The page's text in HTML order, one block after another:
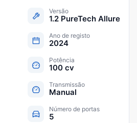
Versão
1.2 PureTech Allure
Ano de registo
2024
Potência
100 cv
Transmissão
Manual
Número de portas
5